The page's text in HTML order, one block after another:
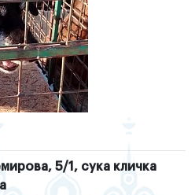
5/1, сука кличка